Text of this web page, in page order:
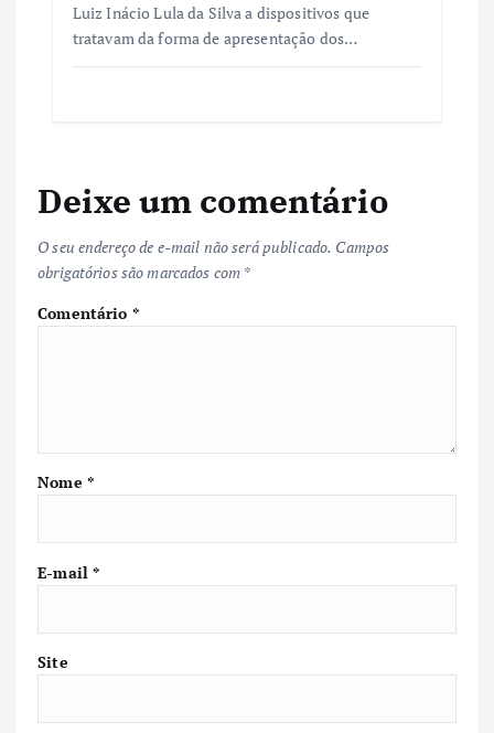
Luiz Inácio Lula da Silva a dispositivos que
tratavam da forma de apresentação dos…
Deixe um comentário
O seu endereço de e-mail não será publicado. Campos
obrigatórios são marcados com *
Comentário *
Nome *
E-mail*
Site